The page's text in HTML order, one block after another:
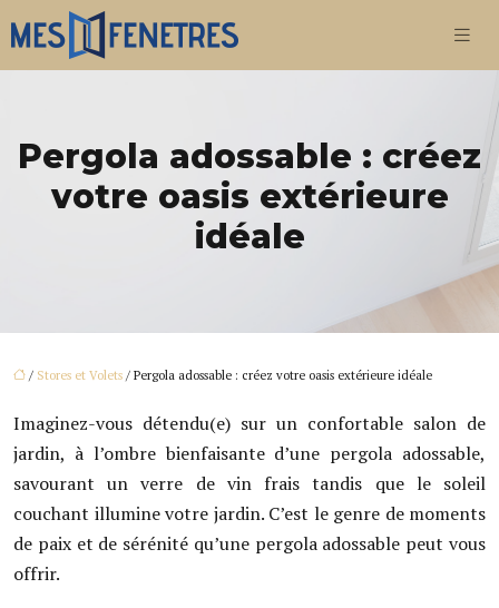
Pergola adossable : créez
votre oasis extérieure
idéale
/ Stores et Volets / Pergola adossable : créez votre oasis extérieure idéale
Imaginez-vous détendu(e) sur un confortable salon de
jardin, à l’ombre bienfaisante d’une pergola adossable,
savourant un verre de vin frais tandis que le soleil
couchant illumine votre jardin. C’est le genre de moments
de paix et de sérénité qu’une pergola adossable peut vous
offrir.